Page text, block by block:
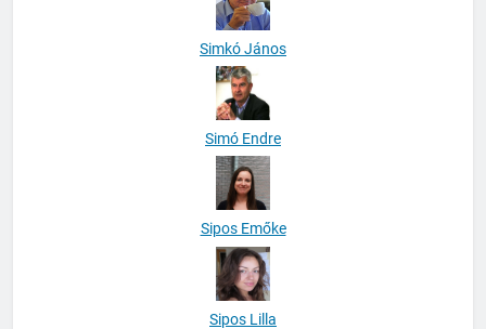
Simkó János
Simó Endre
Sipos Emőke
Sipos Lilla